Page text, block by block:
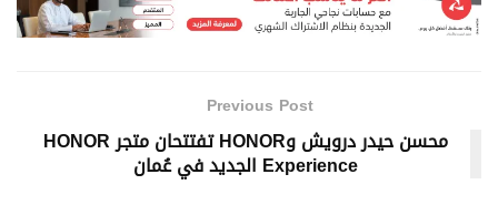
Previous Post
محسن حيدر درويش وHONOR تفتتحان متجر HONOR
Experience الجديد في عُمان